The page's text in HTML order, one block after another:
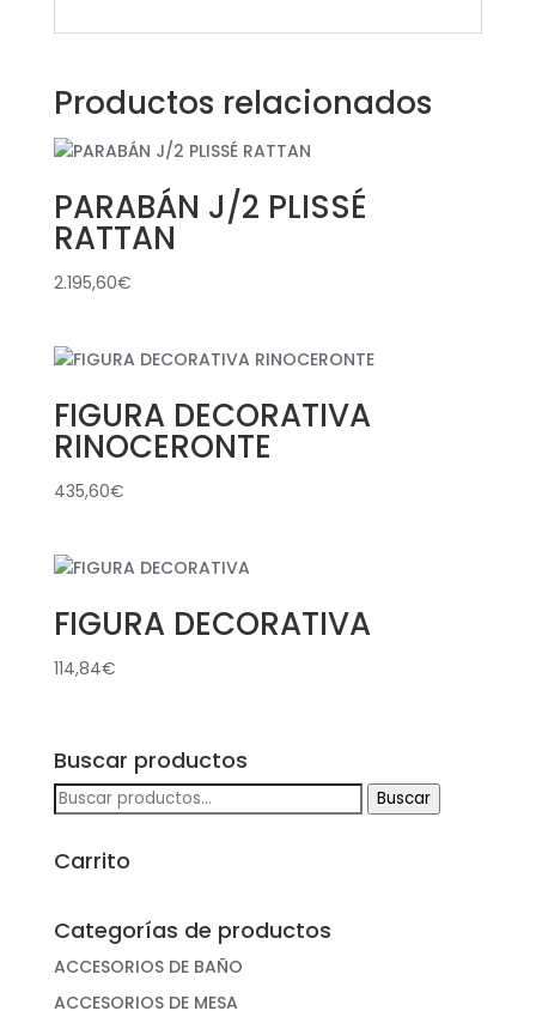
Productos relacionados
PARABÁN J/2 PLISSÉ
RATTAN
2.195,60€
FIGURA DECORATIVA
RINOCERONTE
435,60€
FIGURA DECORATIVA
114,84€
Buscar productos
Buscar
por:
Buscar
Carrito
Categorías de productos
ACCESORIOS DE BAÑO
ACCESORIOS DE MESA